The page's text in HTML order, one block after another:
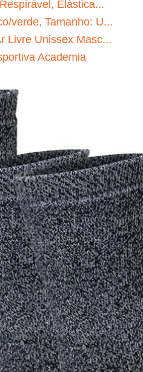
Elástica...
verde, Tamanho: U...
Livre Unissex Masc...
Academia